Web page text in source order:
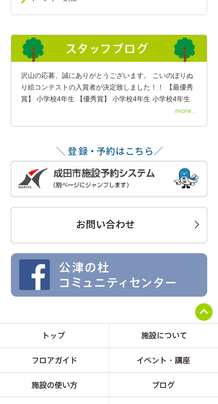
沢山の応募、誠にありがとうございます。 こいのぼりぬ
り絵コンテストの入賞者が決定致しました！！ 【最優秀
賞】 小学校4年生 【優秀賞】 小学校4年生 小学校4年生
more...